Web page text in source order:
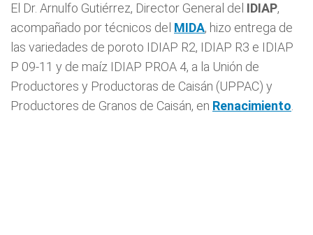
El Dr. Arnulfo Gutiérrez, Director General del IDIAP,
acompañado por técnicos del MIDA, hizo entrega de
las variedades de poroto IDIAP R2, IDIAP R3 e IDIAP
P 09-11 y de maíz IDIAP PROA 4, a la Unión de
Productores y Productoras de Caisán (UPPAC) y
Productores de Granos de Caisán, en Renacimiento.